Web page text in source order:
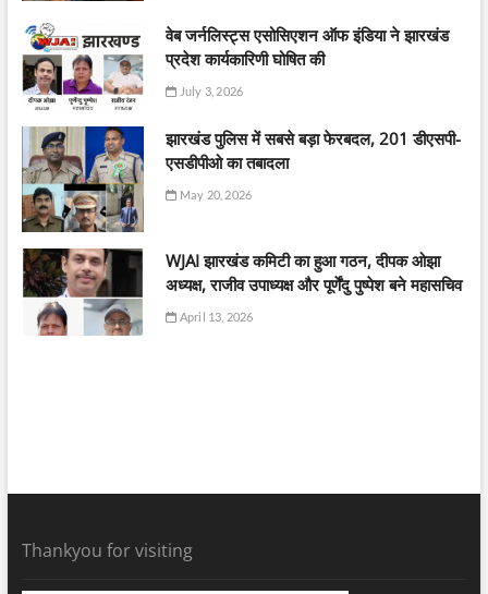
वेब जर्नलिस्ट्स एसोसिएशन ऑफ इंडिया ने झारखंड
प्रदेश कार्यकारिणी घोषित की
July 3, 2026
झारखंड पुलिस में सबसे बड़ा फेरबदल, 201 डीएसपी-
एसडीपीओ का तबादला
May 20, 2026
WJAI झारखंड कमिटी का हुआ गठन, दीपक ओझा
अध्यक्ष, राजीव उपाध्यक्ष और पूर्णेंदु पुष्पेश बने महासचिव
April 13, 2026
Thankyou for visiting